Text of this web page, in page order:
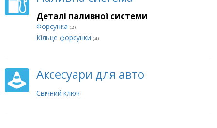
Деталі паливної системи
Форсунка (2)
Кільце форсунки (4)
Аксесуари для авто
Свічний ключ